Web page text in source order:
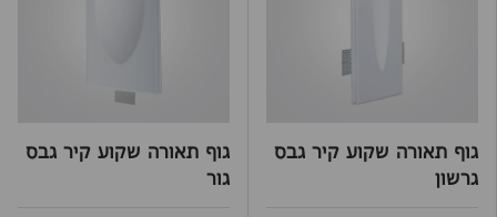
גוף תאורה שקוע קיר גבס
גרשון
גוף תאורה שקוע קיר גבס
גור